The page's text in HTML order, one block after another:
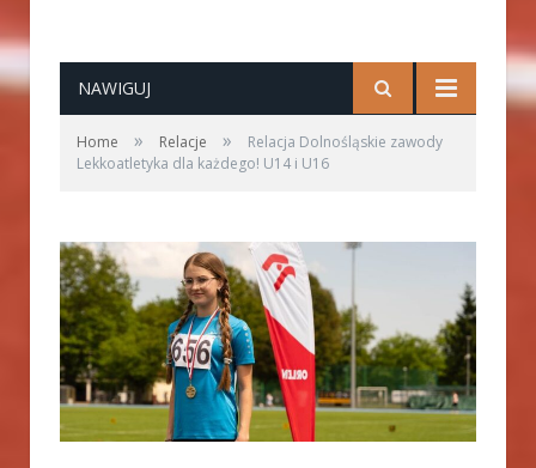
NAWIGUJ
Home » Relacje »
Relacja Dolnośląskie zawody
Lekkoatletyka dla każdego! U14 i U16